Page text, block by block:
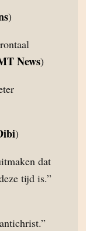
)
News)
)
dat
tijd is.”